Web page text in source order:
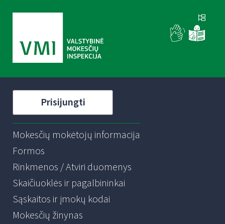
Prisijungti
Mokesčių mokėtojų informacija
Formos
Rinkmenos / Atviri duomenys
Skaičiuoklės ir pagalbininkai
Sąskaitos ir įmokų kodai
Mokesčių žinynas